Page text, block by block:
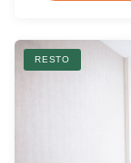
RESTO